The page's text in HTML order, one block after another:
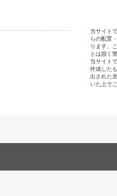
当サイト
らの配置
ります。
とは固く
当サイト
作成した
出された
いた上で